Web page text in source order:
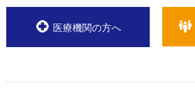
医療機関の方へ